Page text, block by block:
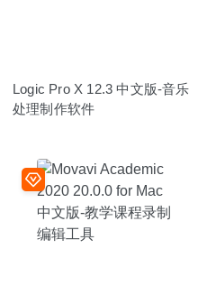
Logic Pro X 12.3 中文版-音乐
处理制作软件